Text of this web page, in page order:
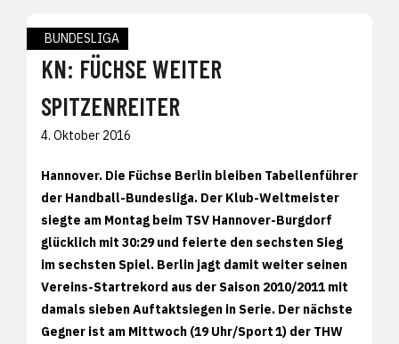
BUNDESLIGA
KN: FÜCHSE WEITER
SPITZENREITER
4. Oktober 2016
Hannover. Die Füchse Berlin bleiben Tabellenführer
der Handball-Bundesliga. Der Klub-Weltmeister
siegte am Montag beim TSV Hannover-Burgdorf
glücklich mit 30:29 und feierte den sechsten Sieg
im sechsten Spiel. Berlin jagt damit weiter seinen
Vereins-Startrekord aus der Saison 2010/2011 mit
damals sieben Auftaktsiegen in Serie. Der nächste
Gegner ist am Mittwoch (19 Uhr/Sport 1) der THW